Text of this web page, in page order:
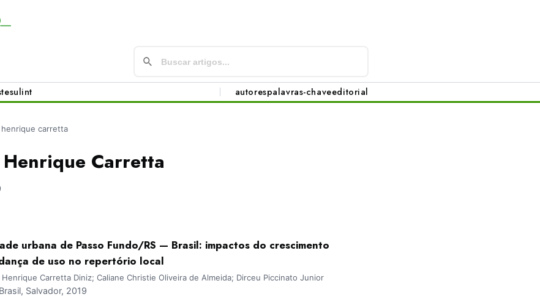
sulint autorespalavras-chaveeditorial
carretta
Carretta
urbana de Passo Fundo/RS — Brasil: impactos do crescimento
de uso no repertório local
Carretta Diniz; Caliane Christie Oliveira de Almeida; Dirceu Piccinato Junior
Salvador, 2019